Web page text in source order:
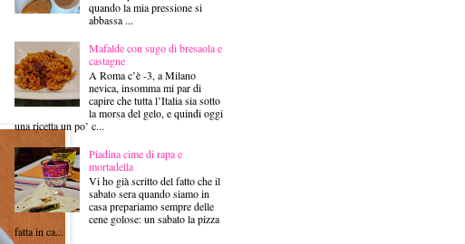
quando la mia pressione si
abbassa ...
Mafalde con sugo di bresaola e
castagne
A Roma c’è -3, a Milano
nevica, insomma mi par di
capire che tutta l’Italia sia sotto
la morsa del gelo, e quindi oggi
una ricetta un po’ c...
Piadina cime di rapa e
mortadella
Vi ho già scritto del fatto che il
sabato sera quando siamo in
casa prepariamo sempre delle
cene golose: un sabato la pizza
fatta in ca...